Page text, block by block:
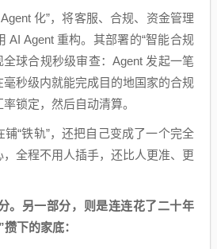
化”，将客服、合规、资金管理
AI Agent 重构。其部署的“智能合规
球合规秒级审查：Agent 发起一笔
秒级内就能完成目的地国家的合规
锁定，然后自动清算。
“铁轨”，还把自己变成了一个完全
全程不用人插手，还比人更准、更
。另一部分，则是连连花了二十年
下的家底：